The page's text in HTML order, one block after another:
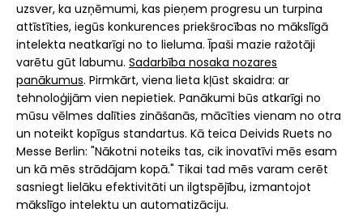
uzsver, ka uzņēmumi, kas pieņem progresu un turpina
attīstīties, iegūs konkurences priekšrocības no mākslīgā
intelekta neatkarīgi no to lieluma. Īpaši mazie ražotāji
varētu gūt labumu. Sadarbība nosaka nozares
panākumus. Pirmkārt, viena lieta kļūst skaidra: ar
tehnoloģijām vien nepietiek. Panākumi būs atkarīgi no
mūsu vēlmes dalīties zināšanās, mācīties vienam no otra
un noteikt kopīgus standartus. Kā teica Deivids Ruets no
Messe Berlin: "Nākotni noteiks tas, cik inovatīvi mēs esam
un kā mēs strādājam kopā." Tikai tad mēs varam cerēt
sasniegt lielāku efektivitāti un ilgtspējību, izmantojot
mākslīgo intelektu un automatizāciju.